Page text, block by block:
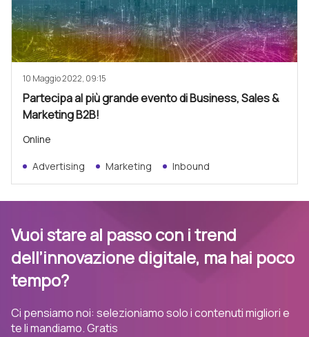
10 Maggio 2022, 09:15
Partecipa al più grande evento di Business, Sales &
Marketing B2B!
Online
Advertising Marketing Inbound
Vuoi stare al passo con i trend
dell’innovazione digitale, ma hai poco
tempo?
Ci pensiamo noi: selezioniamo solo i contenuti migliori e
te li mandiamo. Gratis